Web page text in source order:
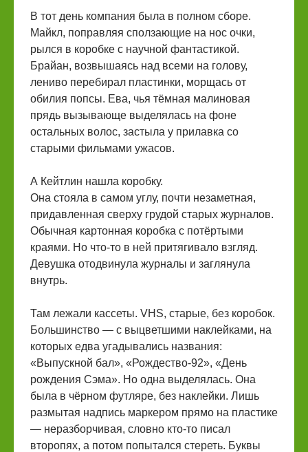
В тот день компания была в полном сборе.
Майкл, поправляя сползающие на нос очки,
рылся в коробке с научной фантастикой.
Брайан, возвышаясь над всеми на голову,
лениво перебирал пластинки, морщась от
обилия попсы. Ева, чья тёмная малиновая
прядь вызывающе выделялась на фоне
остальных волос, застыла у прилавка со
старыми фильмами ужасов.
А Кейтлин нашла коробку.
Она стояла в самом углу, почти незаметная,
придавленная сверху грудой старых журналов.
Обычная картонная коробка с потёртыми
краями. Но что-то в ней притягивало взгляд.
Девушка отодвинула журналы и заглянула
внутрь.
Там лежали кассеты. VHS, старые, без коробок.
Большинство — с выцветшими наклейками, на
которых едва угадывались названия:
«Выпускной бал», «Рождество-92», «День
рождения Сэма». Но одна выделялась. Она
была в чёрном футляре, без наклейки. Лишь
размытая надпись маркером прямо на пластике
— неразборчивая, словно кто-то писал
второпях, а потом попытался стереть. Буквы